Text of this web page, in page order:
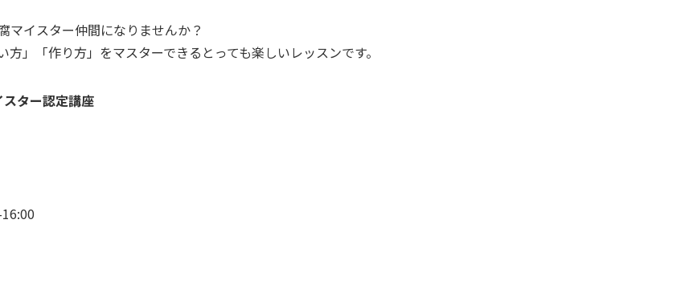
マイスター仲間になりませんか？
」「作り方」をマスターできるとっても楽しいレッスンです。
スター認定講座